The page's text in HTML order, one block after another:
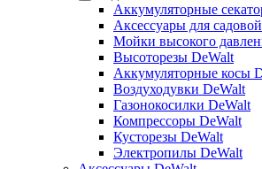
Аккумуляторные
Аксессуары для
Мойки высокого
Высоторезы DeWalt
Аккумуляторные косы
Воздуходувки DeWalt
Газонокосилки DeWalt
Компрессоры DeWalt
Кусторезы DeWalt
Электропилы DeWalt